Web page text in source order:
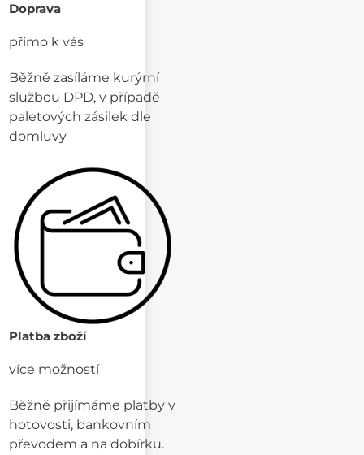
Doprava
přímo k vás
Běžně zasíláme kurýrní
službou DPD, v případě
paletových zásilek dle
domluvy
Platba zboží
více možností
Běžně přijímáme platby v
hotovosti, bankovním
převodem a na dobírku.